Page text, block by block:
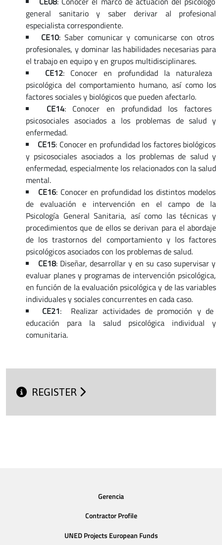
general sanitario y saber derivar al profesional
especialista correspondiente.
CE10: Saber comunicar y comunicarse con otros
profesionales, y dominar las habilidades necesarias para
el trabajo en equipo y en grupos multidisciplinares.
CE12: Conocer en profundidad la naturaleza
psicológica del comportamiento humano, así como los
factores sociales y biológicos que pueden afectarlo.
CE14: Conocer en profundidad los factores
psicosociales asociados a los problemas de salud y
enfermedad.
CE15: Conocer en profundidad los factores biológicos
y psicosociales asociados a los problemas de salud y
enfermedad, especialmente los relacionados con la salud
mental.
CE16: Conocer en profundidad los distintos modelos
de evaluación e intervención en el campo de la
Psicología General Sanitaria, así como las técnicas y
procedimientos que de ellos se derivan para el abordaje
de los trastornos del comportamiento y los factores
psicológicos asociados con los problemas de salud.
CE18: Diseñar, desarrollar y en su caso supervisar y
evaluar planes y programas de intervención psicológica,
en función de la evaluación psicológica y de las variables
individuales y sociales concurrentes en cada caso.
CE21: Realizar actividades de promoción y de
educación para la salud psicológica individual y
comunitaria.
REGISTER
Gerencia
Contractor Profile
UNED Projects European Funds